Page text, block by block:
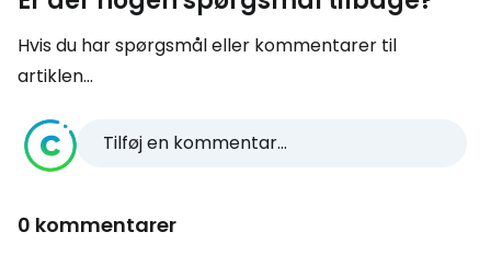
Hvis du har spørgsmål eller kommentarer til
artiklen...
Tilføj en kommentar...
0 kommentarer